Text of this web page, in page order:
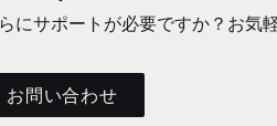
にサポートが必要ですか？お気
お問い合わせ